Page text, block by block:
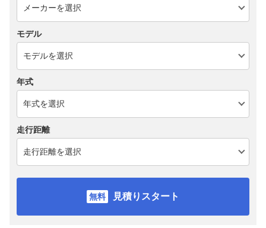
モデル
年式
走行距離
見積りスタート